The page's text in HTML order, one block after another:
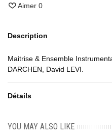
Aimer 0
Description
Maitrise & Ensemble
DARCHEN, David LEVI.
Détails
YOU MAY ALSO LIKE